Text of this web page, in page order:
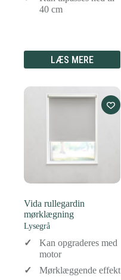
40 cm
LÆS MERE
Vida rullegardin
mørklægning
Lysegrå
Kan opgraderes med
motor
Mørklæggende effekt